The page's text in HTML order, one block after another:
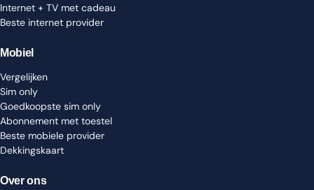
Internet + TV met cadeau
Beste internet provider
Mobiel
Vergelijken
Sim only
Goedkoopste sim only
Abonnement met toestel
Beste mobiele provider
Dekkingskaart
Over ons